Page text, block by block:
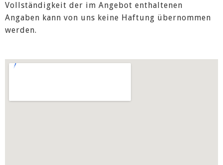
Vollständigkeit der im Angebot enthaltenen
Angaben kann von uns keine Haftung übernommen
werden.